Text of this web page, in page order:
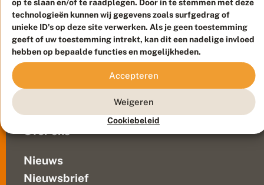
op te slaan en/of te raadplegen. Door in te stemmen met deze
technologieën kunnen wij gegevens zoals surfgedrag of
unieke ID's op deze site verwerken. Als je geen toestemming
geeft of uw toestemming intrekt, kan dit een nadelige invloed
hebben op bepaalde functies en mogelijkheden.
Accepteren
Weigeren
Cookiebeleid
Contact
Veelgestelde vragen
Over ons
Nieuws
Nieuwsbrief
Duurzaam ontwikkeld doorGo2People, ontworpen door
Blue Field Agency
Privacy
Disclaimer